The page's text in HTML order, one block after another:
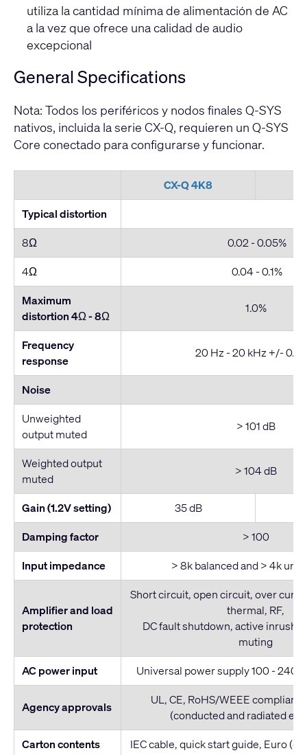
utiliza la cantidad mínima de alimentación de AC
a la vez que ofrece una calidad de audio
excepcional
General Specifications
Nota: Todos los periféricos y nodos finales Q-SYS
nativos, incluida la serie CX-Q, requieren un Q-SYS
Core conectado para configurarse y funcionar.
CX-Q 4K8
Typical distortion
8Ω
0.02 - 0.05%
4Ω
0.04 - 0.1%
Maximum
distortion 4Ω - 8Ω
1.0%
Frequency
response
20 Hz - 20 kHz +/- 0.3
Noise
Unweighted
output muted
> 101 dB
Weighted output
muted
> 104 dB
Gain (1.2V setting)
35 dB
Damping factor
> 100
Input impedance
> 8k balanced and > 4k
Amplifier and load
protection
Short circuit, open circuit, over
thermal, RF,
DC fault shutdown, active inrush
muting
AC power input
Universal power supply 100 - 240
Agency approvals
UL, CE, RoHS/WEEE compliant,
(conducted and radiated
Carton contents
IEC cable, quick start guide, Euro